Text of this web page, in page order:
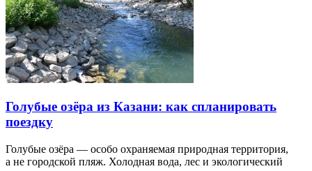
Голубые озёра из Казани: как спланировать
поездку
Голубые озёра — особо охраняемая природная территория,
а не городской пляж. Холодная вода, лес и экологический